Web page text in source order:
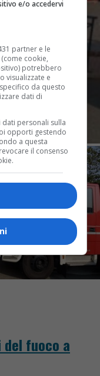
fuoco a
e/o accedervi
partner e le
cookie,
potrebbero
visualizzate e
da questo
dati di
personali sulla
opporti gestendo
a questa
il consenso